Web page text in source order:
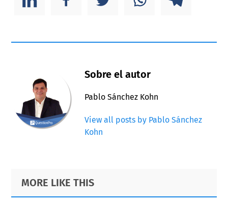
Sobre el autor
Pablo Sánchez Kohn
View all posts by Pablo Sánchez
Kohn
Primary
Sidebar
Footer
MORE LIKE THIS